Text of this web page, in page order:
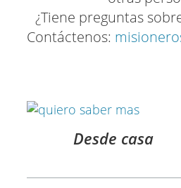
¿Tiene preguntas
Contáctenos:
Desde casa